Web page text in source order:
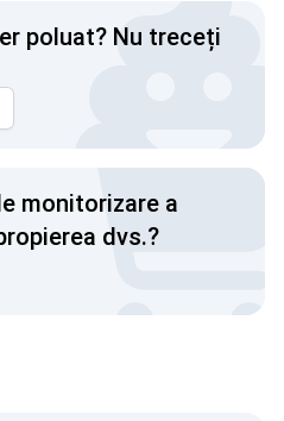
poluat? Nu treceți
monitorizare a
dvs.?